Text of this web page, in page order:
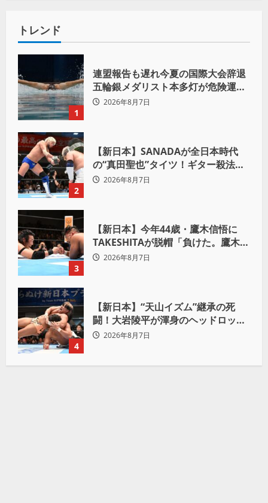
トレンド
1
連盟報告も遅れ今夏の国際大会辞退
五輪銀メダリスト本多灯が危険運転
致傷で起訴
2026年8月7日
2
【新日本】SANADAが全日本時代
の“真田聖也”タイツ！ギター殺法で
Yuto-IceをKO「俺と闘う時は考え
2026年8月7日
3
【新日本】今年44歳・鷹木信悟に
TAKESHITAが脱帽「負けた。鷹木信
悟、強いわ！」
2026年8月7日
4
【新日本】“天山イズム”継承の死
闘！大岩陵平が渾身のヘッドロック
で後藤洋央紀からタップ奪取 執念の
2026年8月7日